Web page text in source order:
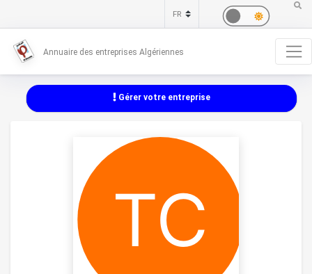
Annuaire des entreprises Algériennes
Gérer votre entreprise